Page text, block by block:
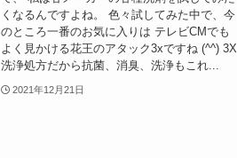
くなるんですよね。 色々試してみた中で、今
のところ一番のお気に入りは テレビCMでも
よく見かける花王のアタック3xですね (^^) 3X
洗浄処方だから抗菌、消臭、洗浄もこれ...
2021年12月21日